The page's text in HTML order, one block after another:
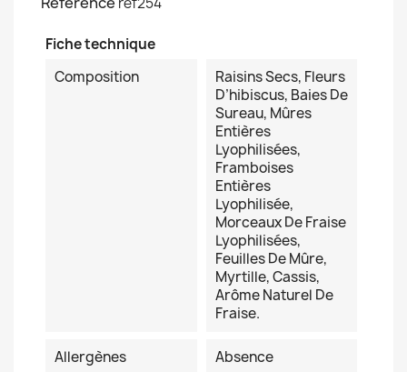
Fiche technique
Composition
Raisins Secs, Fleurs
D’hibiscus, Baies De
Sureau, Mûres
Entières
Lyophilisées,
Framboises
Entières
Lyophilisée,
Morceaux De Fraise
Lyophilisées,
Feuilles De Mûre,
Myrtille, Cassis,
Arôme Naturel De
Fraise.
Allergènes Absence